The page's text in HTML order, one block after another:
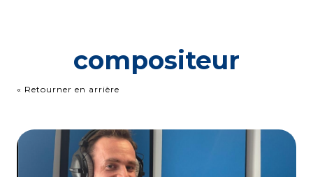
compositeur
« Retourner en arrière